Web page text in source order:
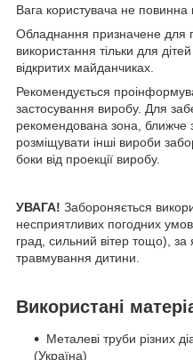
Вага користувача не повинна
Обладнання призначене для
використання тільки для
відкритих майданчиках.
Рекомендується
застосування виробу. Для
рекомендована зона, ближче
розміщувати інші вироби
боки від проекції виробу.
УВАГА! Забороняється
несприятливих погодних
град, сильний вітер тощо), за
травмування дитини.
Використані
Металеві труби різних
(Україна)